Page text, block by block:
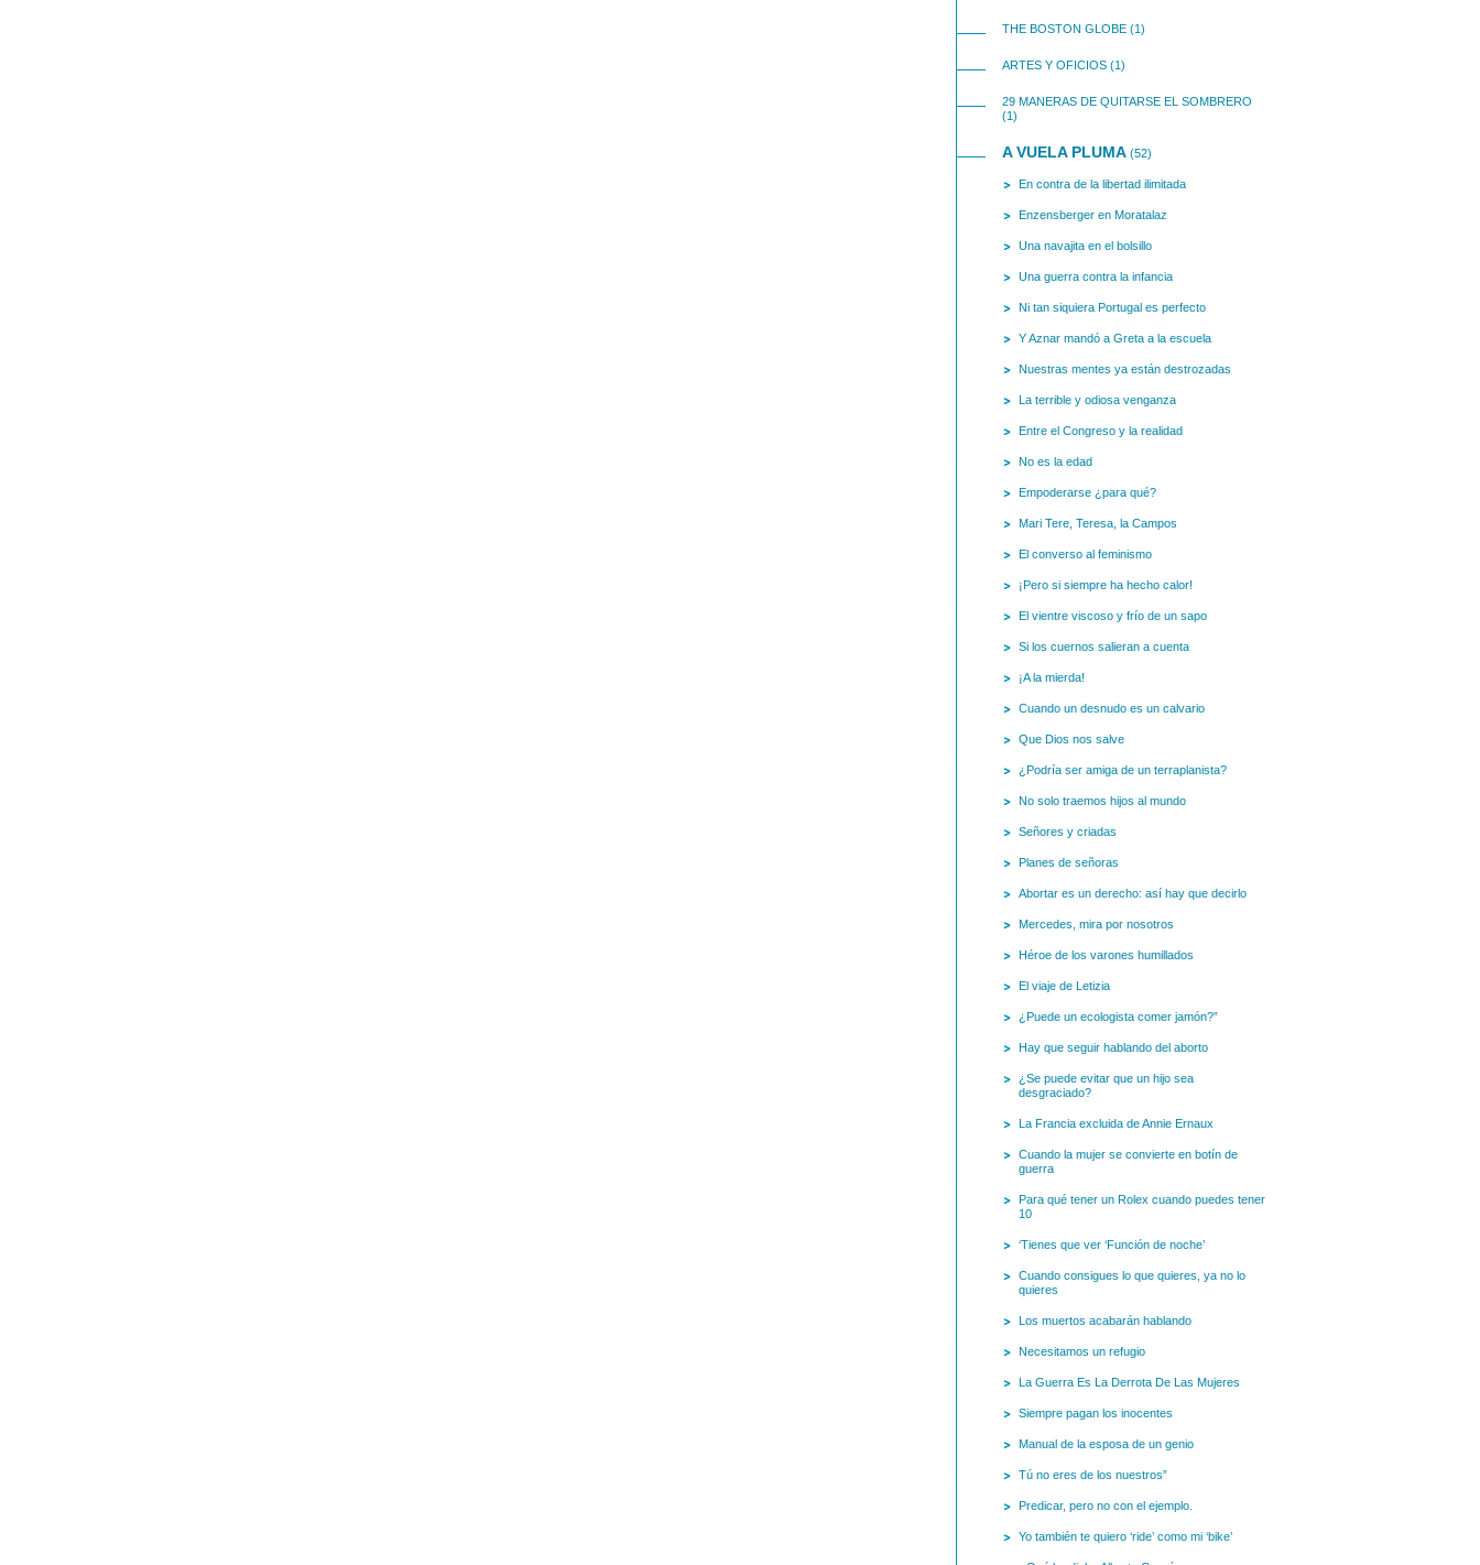
THE BOSTON GLOBE (1)
ARTES Y OFICIOS (1)
29 MANERAS DE QUITARSE EL SOMBRERO
(1)
A VUELA PLUMA (52)
En contra de la libertad ilimitada
Enzensberger en Moratalaz
Una navajita en el bolsillo
Una guerra contra la infancia
Ni tan siquiera Portugal es perfecto
Y Aznar mandó a Greta a la escuela
Nuestras mentes ya están destrozadas
La terrible y odiosa venganza
Entre el Congreso y la realidad
No es la edad
Empoderarse ¿para qué?
Mari Tere, Teresa, la Campos
El converso al feminismo
¡Pero si siempre ha hecho calor!
El vientre viscoso y frío de un sapo
Si los cuernos salieran a cuenta
¡A la mierda!
Cuando un desnudo es un calvario
Que Dios nos salve
¿Podría ser amiga de un terraplanista?
No solo traemos hijos al mundo
Señores y criadas
Planes de señoras
Abortar es un derecho: así hay que decirlo
Mercedes, mira por nosotros
Héroe de los varones humillados
El viaje de Letizia
¿Puede un ecologista comer jamón?”
Hay que seguir hablando del aborto
¿Se puede evitar que un hijo sea
desgraciado?
La Francia excluida de Annie Ernaux
Cuando la mujer se convierte en botín de
guerra
Para qué tener un Rolex cuando puedes tener
10
‘Tienes que ver ‘Función de noche’
Cuando consigues lo que quieres, ya no lo
quieres
Los muertos acabarán hablando
Necesitamos un refugio
La Guerra Es La Derrota De Las Mujeres
Siempre pagan los inocentes
Manual de la esposa de un genio
Tú no eres de los nuestros”
Predicar, pero no con el ejemplo.
Yo también te quiero ‘ride’ como mi ‘bike’